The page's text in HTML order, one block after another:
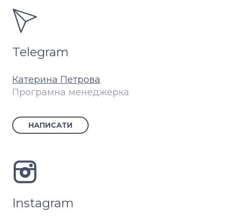
Telegram
Катерина Петрова
Програмна менеджерка
НАПИСАТИ
Instagram